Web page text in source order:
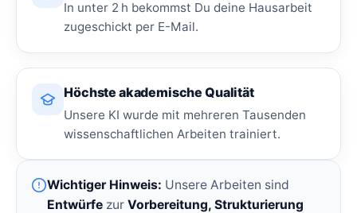
In unter 2 h bekommst Du deine Hausarbeit
zugeschickt per E-Mail.
Höchste akademische Qualität
Unsere KI wurde mit mehreren Tausenden
wissenschaftlichen Arbeiten trainiert.
Wichtiger Hinweis: Unsere Arbeiten sind
Entwürfezur Vorbereitung, Strukturierung